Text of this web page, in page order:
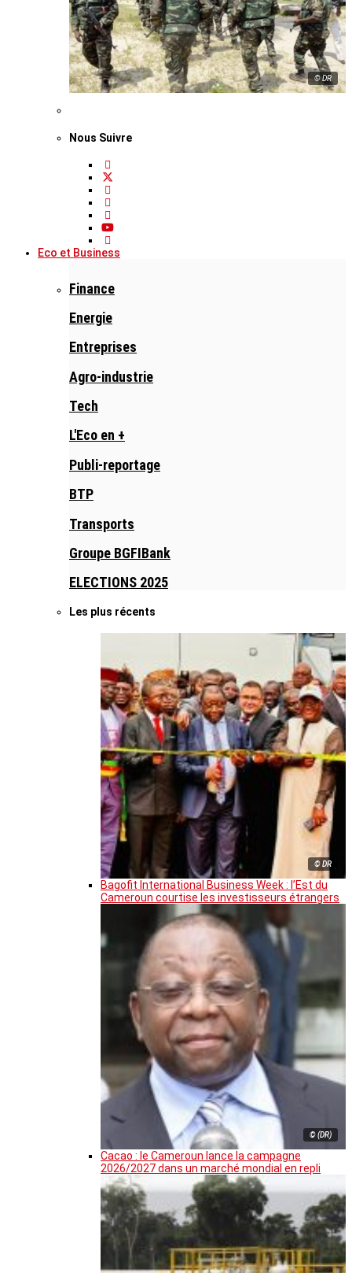
© DR
Nous Suivre
Eco et Business
Finance
Energie
Entreprises
Agro-industrie
Tech
L'Eco en +
Publi-reportage
BTP
Transports
Groupe BGFIBank
ELECTIONS 2025
Les plus récents
© DR
Bagofit International Business Week : l’Est du
Cameroun courtise les investisseurs étrangers
© (DR)
Cacao : le Cameroun lance la campagne
2026/2027 dans un marché mondial en repli